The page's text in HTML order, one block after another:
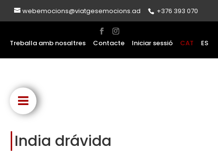
webemocions@viatgesemocions.ad +376 393 070
Treballa amb nosaltres Contacte Iniciar sessió CAT ES
India drávida